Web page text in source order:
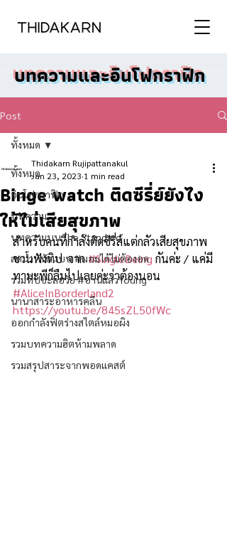
บทความและอินโฟกราฟิก
Post
ทั้งหมด
อินโฟกราฟิก
บทความ
บทความบน The Standard
ลดน้ำหนักแบบ #ผอมได้ไม่ต้องอด
รวมทิปชะลอวัย #อ่านแล้วYoung
นานาสาระอาหารคลีน
ออกกำลังฟิตร่างสไตล์หมอผิง
รวมบทความฮิตห้ามพลาด
รวมสรุปสาระจากพอดแคสต์
ทั้งหมด
Binge watch ติดซีรี่ย์ยังไง
ให้ไม่เสียสุขภาพ
Thidakarn Rujipattanakul
Jan 23, 2023 1 min read
สำหรับคนที่กำลังติดซีรี่ส์แต่กลัวเสียสุขภาพ
ชวนฟังทิป  จาก #SingleBeing กันค่ะ / แค่มี
ทามะพีก็ลืมไปเลยค่ะว่าต้องนอน
#AliceInBorderland2
https://youtu.be/845sZL50fWc